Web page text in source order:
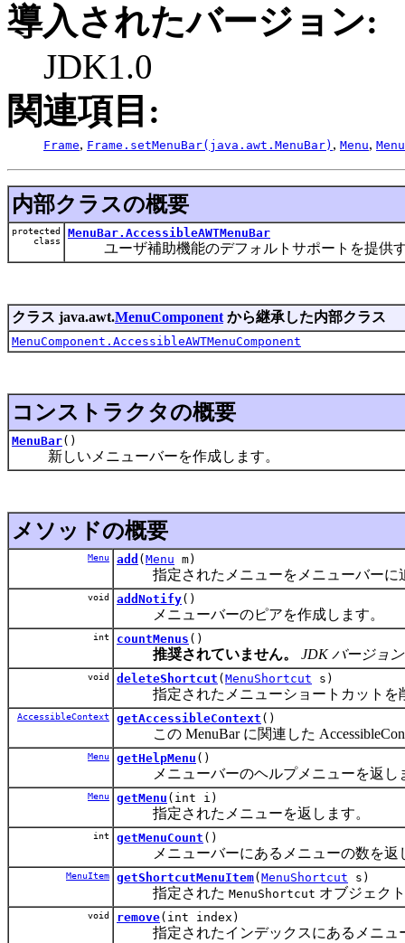
導入されたバージョン:
JDK1.0
関連項目:
Frame, Frame.setMenuBar(java.awt.MenuBar) , Menu,
内部クラスの概要
protected
class
MenuBar.AccessibleAWTMenuBar
ユーザ補助機能のデフォルトサポートを提供す
クラス java.awt.MenuComponent から継承した内部クラス
MenuComponent.AccessibleAWTMenuComponent
コンストラクタの概要
MenuBar()
新しいメニューバーを作成します。
メソッドの概要
Menu add ( Menu m)
指定されたメニューをメニューバーに
void addNotify()
メニューバーのピアを作成します。
int countMenus ()
推奨されていません。 JDK バージョ
void deleteShortcut ( MenuShortcut s)
指定されたメニューショートカットを
AccessibleContext getAccessibleContext ()
この MenuBar に関連した
Menu getHelpMenu ()
メニューバーのヘルプメニューを返し
Menu getMenu (int i)
指定されたメニューを返します。
int getMenuCount ()
メニューバーにあるメニューの数を返
MenuItem getShortcutMenuItem( MenuShortcut s)
指定された MenuShortcut オブジェク
void remove(int index)
指定されたインデックスにあるメニュ